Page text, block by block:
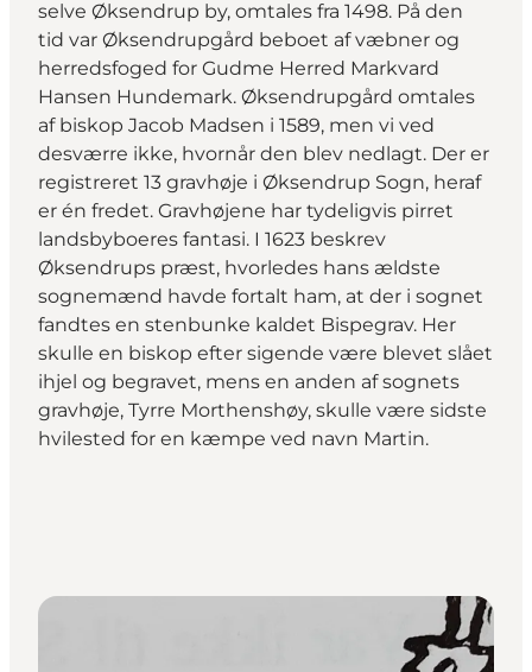
selve Øksendrup by, omtales fra 1498. På den
tid var Øksendrupgård beboet af væbner og
herredsfoged for Gudme Herred Markvard
Hansen Hundemark. Øksendrupgård omtales
af biskop Jacob Madsen i 1589, men vi ved
desværre ikke, hvornår den blev nedlagt. Der er
registreret 13 gravhøje i Øksendrup Sogn, heraf
er én fredet. Gravhøjene har tydeligvis pirret
landsbyboeres fantasi. I 1623 beskrev
Øksendrups præst, hvorledes hans ældste
sognemænd havde fortalt ham, at der i sognet
fandtes en stenbunke kaldet Bispegrav. Her
skulle en biskop efter sigende være blevet slået
ihjel og begravet, mens en anden af sognets
gravhøje, Tyrre Morthenshøy, skulle være sidste
hvilested for en kæmpe ved navn Martin.